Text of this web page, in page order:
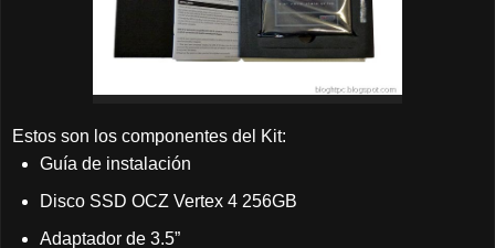
Estos son los componentes del Kit:
Guía de instalación
Disco SSD OCZ Vertex 4 256GB
Adaptador de 3.5”